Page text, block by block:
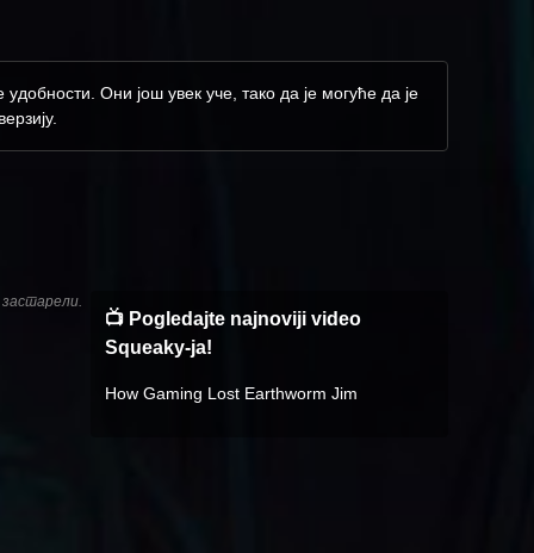
Они још увек уче, тако да је могуће да је
📺 Pogledajte najnoviji video
Squeaky-ja!
How Gaming Lost Earthworm Jim